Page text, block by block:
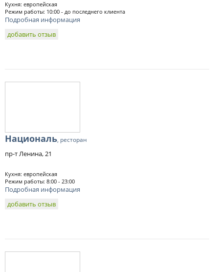
Кухня: европейская
Режим работы: 10:00 - до последнего клиента
Подробная информация
добавить отзыв
Националь, ресторан
пр-т Ленина, 21
Кухня: европейская
Режим работы: 8:00 - 23:00
Подробная информация
добавить отзыв